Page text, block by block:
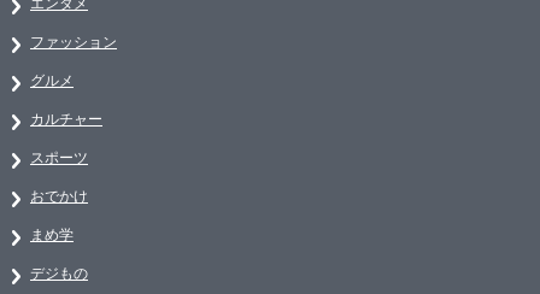
ファッション
グルメ
カルチャー
スポーツ
おでかけ
まめ学
デジもの